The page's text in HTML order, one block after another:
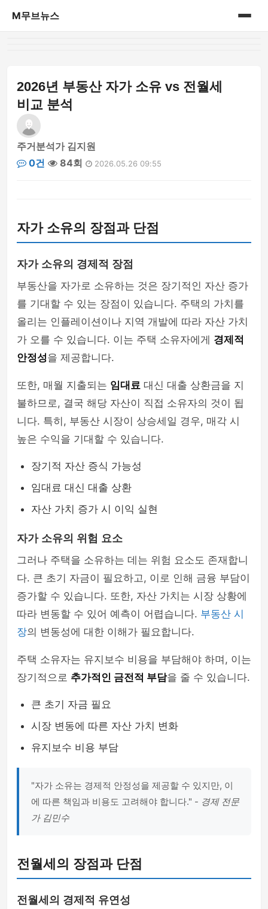
M무브뉴스
2026년 부동산 자가 소유 vs 전월세
비교 분석
주거분석가 김지원
0건
84회 2026.05.26 09:55
자가 소유의 장점과 단점
자가 소유의 경제적 장점
부동산을 자가로 소유하는 것은 장기적인 자산 증가
를 기대할 수 있는 장점이 있습니다. 주택의 가치를
올리는 인플레이션이나 지역 개발에 따라 자산 가치
가 오를 수 있습니다. 이는 주택 소유자에게 경제적
안정성을 제공합니다.
또한, 매월 지출되는 임대료 대신 대출 상환금을 지
불하므로, 결국 해당 자산이 직접 소유자의 것이 됩
니다. 특히, 부동산 시장이 상승세일 경우, 매각 시
높은 수익을 기대할 수 있습니다.
장기적 자산 증식 가능성
임대료 대신 대출 상환
자산 가치 증가 시 이익 실현
자가 소유의 위험 요소
그러나 주택을 소유하는 데는 위험 요소도 존재합니
다. 큰 초기 자금이 필요하고, 이로 인해 금융 부담이
증가할 수 있습니다. 또한, 자산 가치는 시장 상황에
따라 변동할 수 있어 예측이 어렵습니다. 부동산 시
장의 변동성에 대한 이해가 필요합니다.
주택 소유자는 유지보수 비용을 부담해야 하며, 이는
장기적으로 추가적인 금전적 부담을 줄 수 있습니다.
큰 초기 자금 필요
시장 변동에 따른 자산 가치 변화
유지보수 비용 부담
"자가 소유는 경제적 안정성을 제공할 수 있지만, 이
에 따른 책임과 비용도 고려해야 합니다." - 경제 전문
가 김민수
전월세의 장점과 단점
전월세의 경제적 유연성